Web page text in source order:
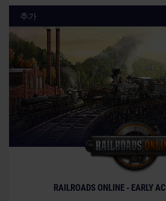
추가
© [Translate to
RAILROADS ONLINE - EARLY